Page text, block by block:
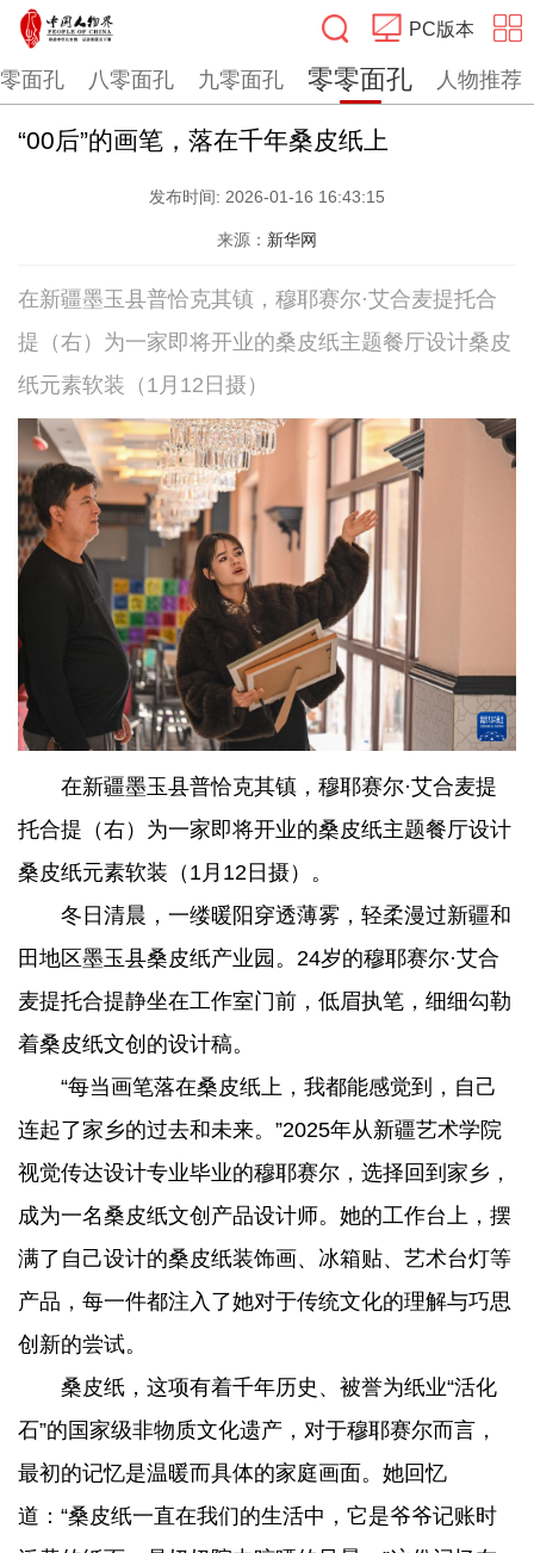
PC版本
搜索
面孔 八零面孔 九零面孔 零零面孔 人物推荐
“00后”的画笔，落在千年桑皮纸上
发布时间: 2026-01-16 16:43:15
来源： 新华网
在新疆墨玉县普恰克其镇，穆耶赛尔·艾合麦提托合
提（右）为一家即将开业的桑皮纸主题餐厅设计桑皮
纸元素软装（1月12日摄）
在新疆墨玉县普恰克其镇，穆耶赛尔·艾合麦提
托合提（右）为一家即将开业的桑皮纸主题餐厅设计
桑皮纸元素软装（1月12日摄）。
冬日清晨，一缕暖阳穿透薄雾，轻柔漫过新疆和
田地区墨玉县桑皮纸产业园。24岁的穆耶赛尔·艾合
麦提托合提静坐在工作室门前，低眉执笔，细细勾勒
着桑皮纸文创的设计稿。
“每当画笔落在桑皮纸上，我都能感觉到，自己
连起了家乡的过去和未来。”2025年从新疆艺术学院
视觉传达设计专业毕业的穆耶赛尔，选择回到家乡，
成为一名桑皮纸文创产品设计师。她的工作台上，摆
满了自己设计的桑皮纸装饰画、冰箱贴、艺术台灯等
产品，每一件都注入了她对于传统文化的理解与巧思
创新的尝试。
桑皮纸，这项有着千年历史、被誉为纸业“活化
石”的国家级非物质文化遗产，对于穆耶赛尔而言，
最初的记忆是温暖而具体的家庭画面。她回忆
道：“桑皮纸一直在我们的生活中，它是爷爷记账时